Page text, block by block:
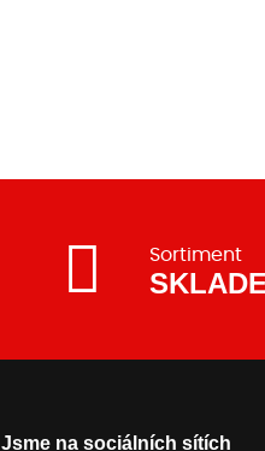
Sortiment
Jsme na sociálních sítích